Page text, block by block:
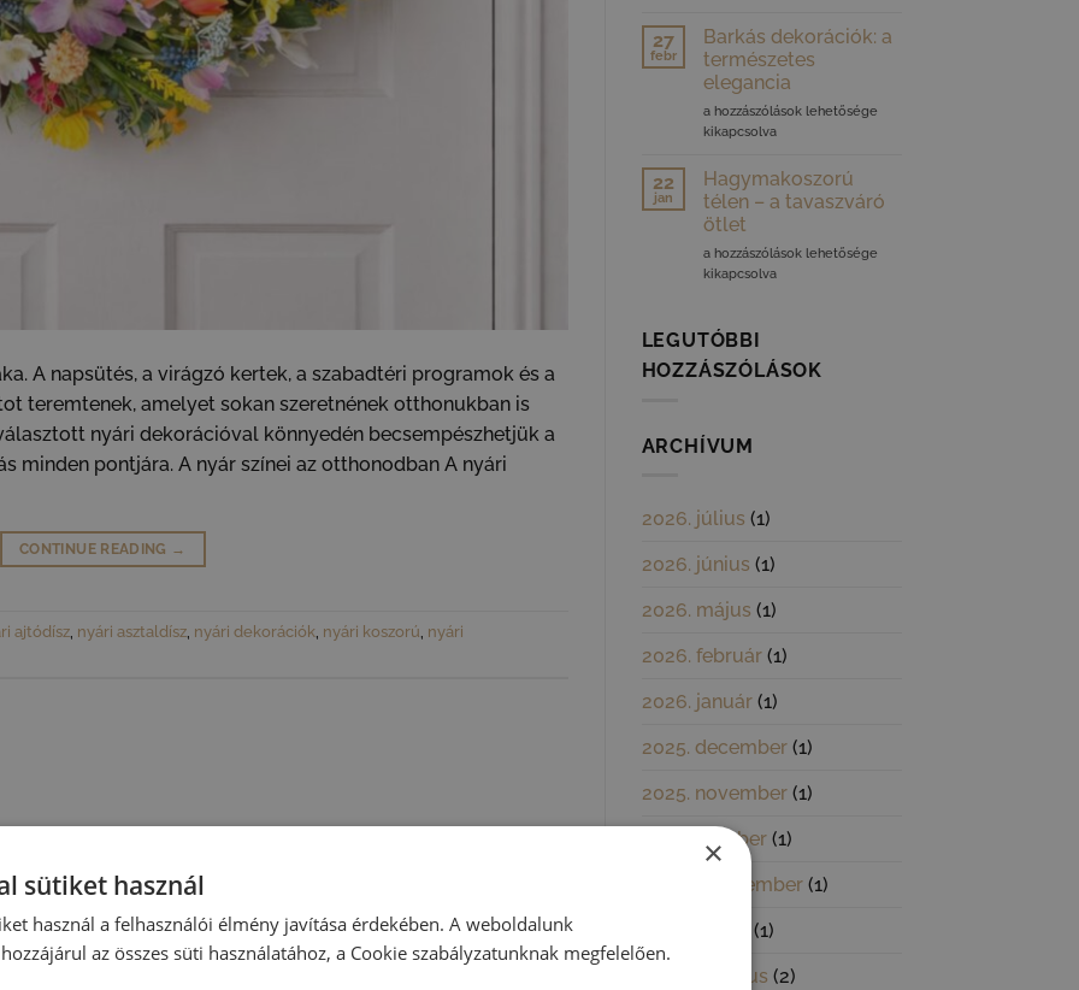
A napsütés, a virágzó kertek, a szabadtéri programok és a
teremtenek, amelyet sokan szeretnének otthonukban is
nyári dekorációval könnyedén becsempészhetjük a
minden pontjára. A nyár színei az otthonodban A nyári
CONTINUE READING →
ajtódísz nyári asztaldísz nyári dekorációk nyári koszorú nyári
emlékek
stílusosan
bejegyzéshez
27
febr
Barkás dekorációk: a
természetes
elegancia
Barkás
dekorációk:
természetes
elegancia
bejegyzéshez
a hozzászólások lehetősége
kikapcsolva
22
jan
Hagymakoszorú
télen – a tavaszváró
ötlet
Hagymakoszorú
télen
tavaszváró
bejegyzéshez
a hozzászólások lehetősége
kikapcsolva
LEGUTÓBBI
HOZZÁSZÓLÁSOK
ARCHÍVUM
2026. július (1)
2026. június (1)
2026. május (1)
2026. február(1)
2026. január(1)
2025. december(1)
2025. november(1)
2025. október(1)
2025. szeptember(1)
(1)
2025. március (2)
×
sütiket használ
használ a felhasználói élmény javítása érdekében. A weboldalunk
az összes süti használatához, a Cookie szabályzatunknak megfelelően.